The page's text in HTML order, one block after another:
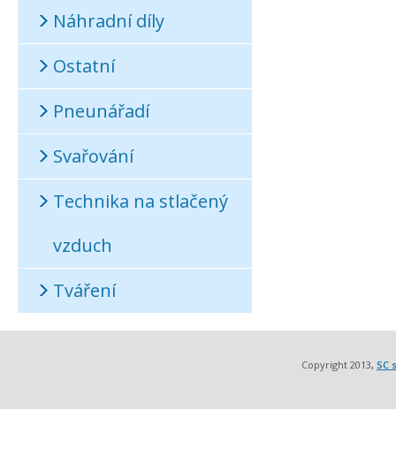
Náhradní díly
Ostatní
Pneunářadí
Svařování
Technika na stlačený
vzduch
Tváření
Copyright 2013, SC